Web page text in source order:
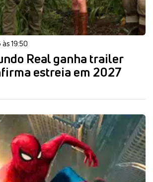
19:50
Real ganha trailer
estreia em 2027